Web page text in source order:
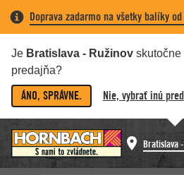
Doprava zadarmo na všetky balíky od
Je Bratislava - Ružinov skutočne
predajňa?
ÁNO, SPRÁVNE. Nie, vybrať inú
Bratislava